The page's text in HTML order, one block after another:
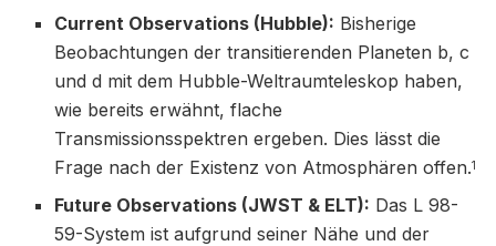
Current Observations (Hubble): Bisherige
Beobachtungen der transitierenden Planeten b, c
und d mit dem Hubble-Weltraumteleskop haben,
wie bereits erwähnt, flache
Transmissionsspektren ergeben. Dies lässt die
Frage nach der Existenz von Atmosphären offen.1
Future Observations (JWST & ELT): Das L 98-
59-System ist aufgrund seiner Nähe und der